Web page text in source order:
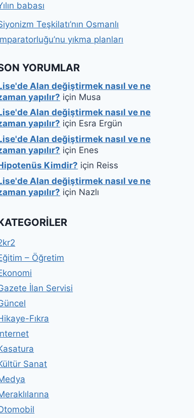
babası
Teşkilatı’nın Osmanlı
yıkma planları
YORUMLAR
Alan değiştirmek nasıl ve ne
yapılır? için Musa
Alan değiştirmek nasıl ve ne
yapılır? için Esra Ergün
Alan değiştirmek nasıl ve ne
yapılır? için Enes
Kimdir? için Reiss
Alan değiştirmek nasıl ve ne
yapılır? için Nazlı
– Öğretim
İlan Servisi
Fıkra
Sanat